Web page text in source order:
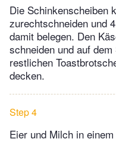
Die Schinkenscheiben
zurechtschneiden und
damit belegen. Den
schneiden und auf
restlichen
decken.
Step 4
Eier und Milch in